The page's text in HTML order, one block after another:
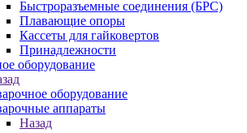
Быстроразъемные соединения (БРС)
Плавающие опоры
Кассеты для гайковертов
Принадлежности
оборудование
оборудование
аппараты
Назад